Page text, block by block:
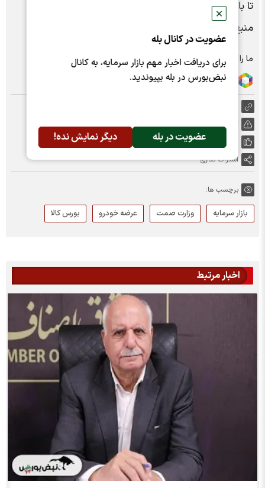
✕
عضویت در کانال بله
برای دریافت اخبار مهم بازار سرمایه، به کانال
نبض‌بورس در بله بپیوندید.
عضویت در بله دیگر نمایش نده!
تا بازار سرمایه دچار نوسان شدید نشود.
منبع: پایگاه خبری بازار سرمایه ایران
ما را در شبکه های اجتماعی دنبال کنید :
گزارش خطا
اشتراک گذاری
برچسب ها:
بازار سرمایه وزارت صمت عرضه خودرو بورس کالا
اخبار مرتبط